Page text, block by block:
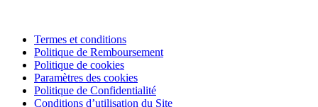
Termes et conditions
Politique de Remboursement
Politique de cookies
Paramètres des cookies
Politique de Confidentialité
Conditions d’utilisation du Site